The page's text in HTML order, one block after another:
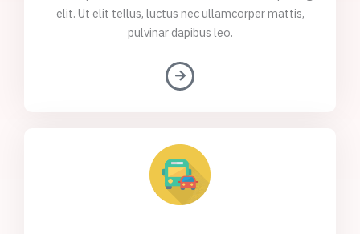
elit. Ut elit tellus, luctus nec ullamcorper mattis,
pulvinar dapibus leo.